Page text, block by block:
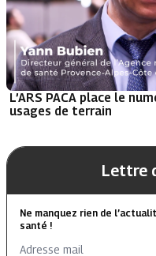
L’ARS PACA place le
usages de terrain
Lettre
Ne manquez rien de
santé !
Adresse mail